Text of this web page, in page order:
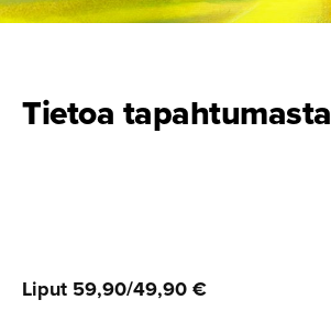
Tietoa tapahtumasta
Liput 59,90/49,90 €